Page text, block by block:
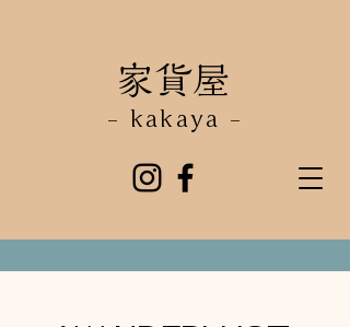
- kakaya -
​家貨屋